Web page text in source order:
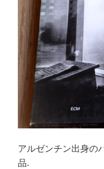
アルゼンチン出身の
品.